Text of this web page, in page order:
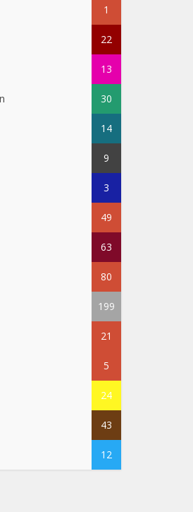
1
22
13
30
14
9
3
49
63
80
199
21
5
24
43
12